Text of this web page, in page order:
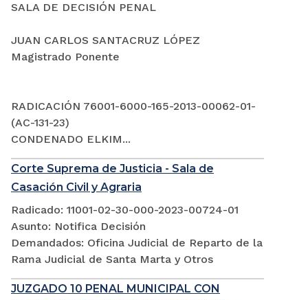
SALA DE DECISIÓN PENAL
JUAN CARLOS SANTACRUZ LÓPEZ
Magistrado Ponente
RADICACIÓN 76001-6000-165-2013-00062-01-
(AC-131-23)
CONDENADO ELKIM...
Corte Suprema de Justicia - Sala de
Casación Civil y Agraria
Radicado: 11001-02-30-000-2023-00724-01
Asunto: Notifica Decisión
Demandados: Oficina Judicial de Reparto de la
Rama Judicial de Santa Marta y Otros
JUZGADO 10 PENAL MUNICIPAL CON